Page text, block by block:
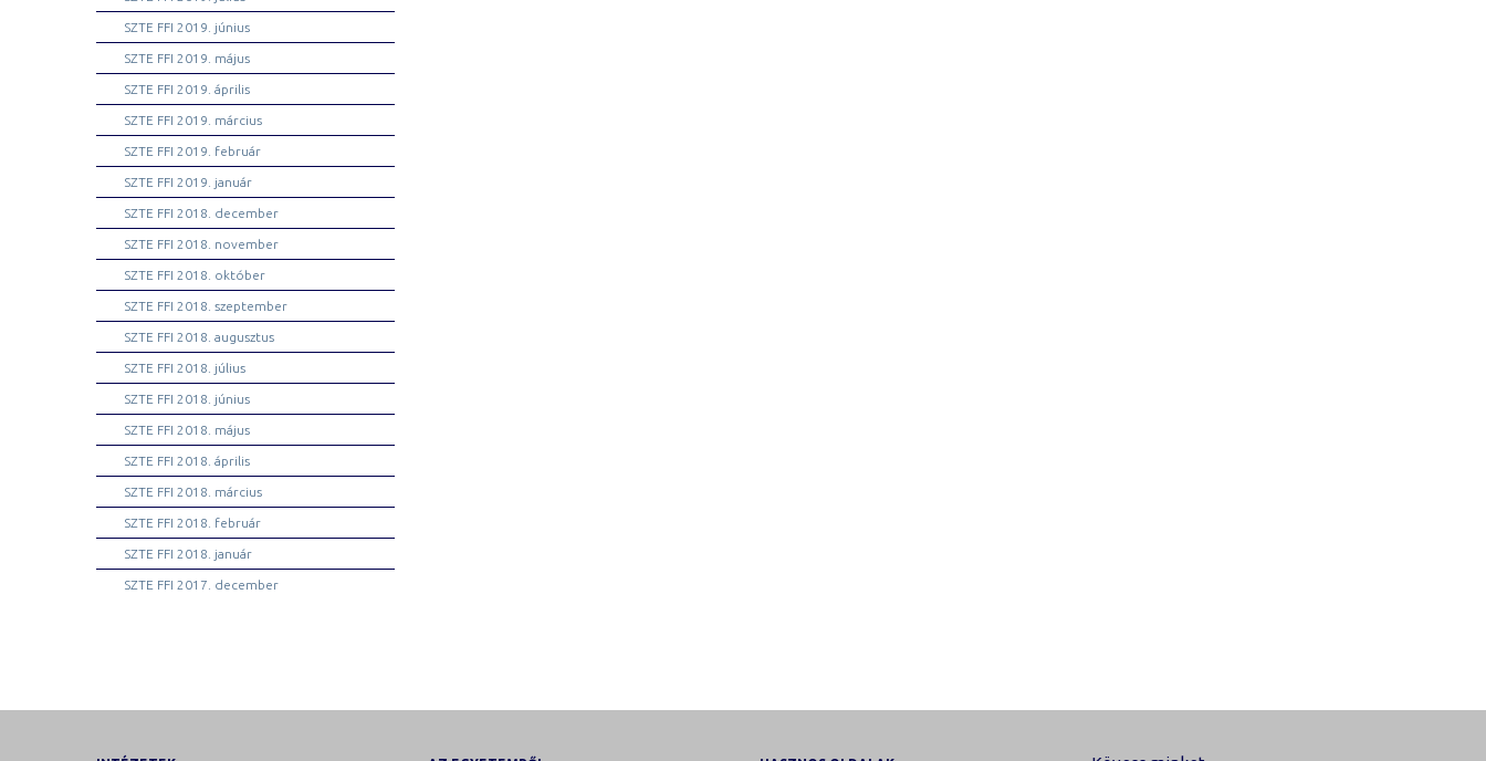
SZTE FFI 2019. június
SZTE FFI 2019. május
SZTE FFI 2019. április
SZTE FFI 2019. március
SZTE FFI 2019. február
SZTE FFI 2019. január
SZTE FFI 2018. december
SZTE FFI 2018. november
SZTE FFI 2018. október
SZTE FFI 2018. szeptember
SZTE FFI 2018. augusztus
SZTE FFI 2018. július
SZTE FFI 2018. június
SZTE FFI 2018. május
SZTE FFI 2018. április
SZTE FFI 2018. március
SZTE FFI 2018. február
SZTE FFI 2018. január
SZTE FFI 2017. december